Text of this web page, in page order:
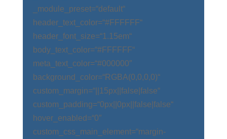
_module_preset=“default“
header_text_color=“#FFFFFF“
header_font_size=“1.15em“
body_text_color=“#FFFFFF“
meta_text_color=“#000000″
background_color=“RGBA(0,0,0,0)“
custom_margin=“||15px||false|false“
custom_padding=“0px||0px||false|false“
hover_enabled=“0″
custom_css_main_element=“margin-